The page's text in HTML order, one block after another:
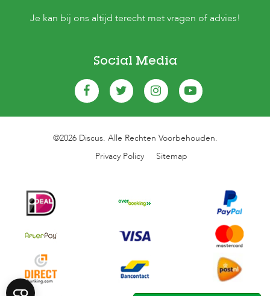
Je kan bij ons altijd terecht met vragen of advies!
Social Media
©2026 Discus. Alle Rechten Voorbehouden.
Privacy Policy
Sitemap